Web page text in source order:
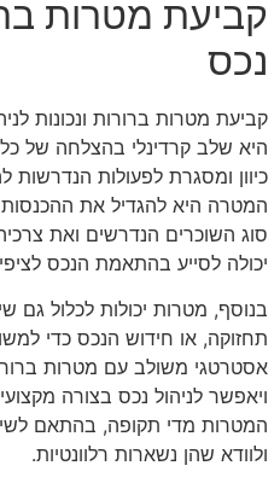
קביעת מטרות
נכס
קביעת מטרות ברורות ונכונות
היא שלב קרדינלי בהצלחה של
כיוון ומסגרת לפעולות
המטרה היא להגדיל את
סוג השוכרים הנדרשים ואת
יכולה לסייע בהתאמת הנכס
בנוסף, מטרות יכולות לכלול גם
תחזוקה, או חידוש הנכס כדי
אסטרטגי משולב עם מטרות
ויאפשר לניהול נכס בצורה
המטרות מדי תקופה, בהתאם
ולוודא שהן נשארות רלוונטיות.